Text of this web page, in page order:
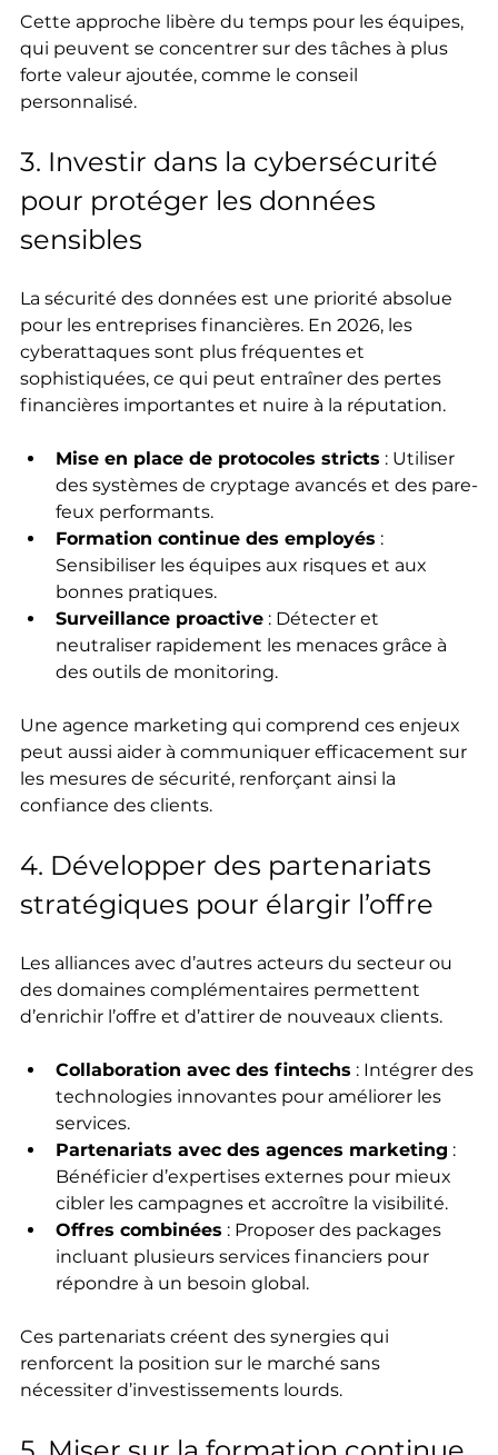
Cette approche libère du temps pour les équipes,
qui peuvent se concentrer sur des tâches à plus
forte valeur ajoutée, comme le conseil
personnalisé.
3. Investir dans la cybersécurité
pour protéger les données
sensibles
La sécurité des données est une priorité absolue
pour les entreprises financières. En 2026, les
cyberattaques sont plus fréquentes et
sophistiquées, ce qui peut entraîner des pertes
financières importantes et nuire à la réputation.
Mise en place de protocoles stricts : Utiliser
des systèmes de cryptage avancés et des pare-
feux performants.
Formation continue des employés :
Sensibiliser les équipes aux risques et aux
bonnes pratiques.
Surveillance proactive : Détecter et
neutraliser rapidement les menaces grâce à
des outils de monitoring.
Une agence marketing qui comprend ces enjeux
peut aussi aider à communiquer efficacement sur
les mesures de sécurité, renforçant ainsi la
confiance des clients.
4. Développer des partenariats
stratégiques pour élargir l’offre
Les alliances avec d’autres acteurs du secteur ou
des domaines complémentaires permettent
d’enrichir l’offre et d’attirer de nouveaux clients.
Collaboration avec des fintechs : Intégrer des
technologies innovantes pour améliorer les
services.
Partenariats avec des agences marketing :
Bénéficier d’expertises externes pour mieux
cibler les campagnes et accroître la visibilité.
Offres combinées : Proposer des packages
incluant plusieurs services financiers pour
répondre à un besoin global.
Ces partenariats créent des synergies qui
renforcent la position sur le marché sans
nécessiter d’investissements lourds.